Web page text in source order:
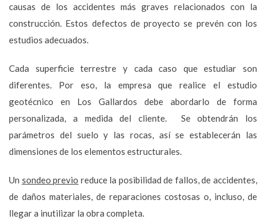
causas de los accidentes más graves relacionados con la
construcción. Estos defectos de proyecto se prevén con los
estudios adecuados.
Cada superficie terrestre y cada caso que estudiar son
diferentes. Por eso, la empresa que realice el estudio
geotécnico en Los Gallardos debe abordarlo de forma
personalizada, a medida del cliente. Se obtendrán los
parámetros del suelo y las rocas, así se establecerán las
dimensiones de los elementos estructurales.
Un sondeo previo reduce la posibilidad de fallos, de accidentes,
de daños materiales, de reparaciones costosas o, incluso, de
llegar a inutilizar la obra completa.